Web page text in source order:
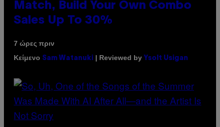
Match, Build Your Own Combo
Sales Up To 30%
7 ώρες πριν
Κείμενο Sam Watanuki | Reviewed by Ysolt Usigan